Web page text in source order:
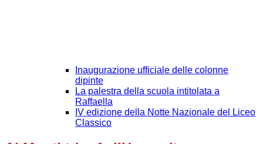
Inaugurazione ufficiale delle colonne
dipinte
La palestra della scuola intitolata a
Raffaella
IV edizione della Notte Nazionale del Liceo
Classico